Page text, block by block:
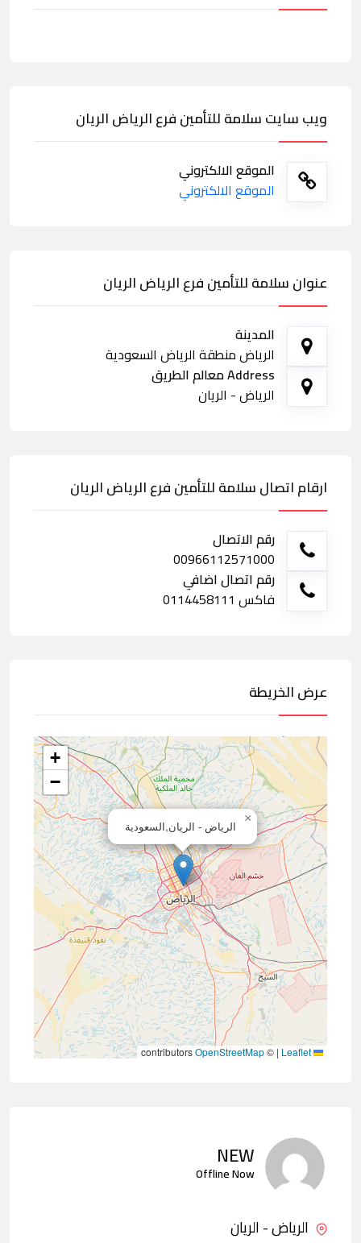
ويب سايت سلامة للتأمين فرع الرياض الريان
الموقع الالكتروني
الموقع الالكتروني
عنوان سلامة للتأمين فرع الرياض الريان
المدينة
الرياض منطقة الرياض السعودية
Address معالم الطريق
الرياض - الريان
ارقام اتصال سلامة للتأمين فرع الرياض الريان
رقم الاتصال
00966112571000
رقم اتصال اضافي
فاكس 0114458111
عرض الخريطة
الرياض - الريان,السعودية
×
+
−
|
©
OpenStreetMap
NEW
Offline Now
الرياض - الريان